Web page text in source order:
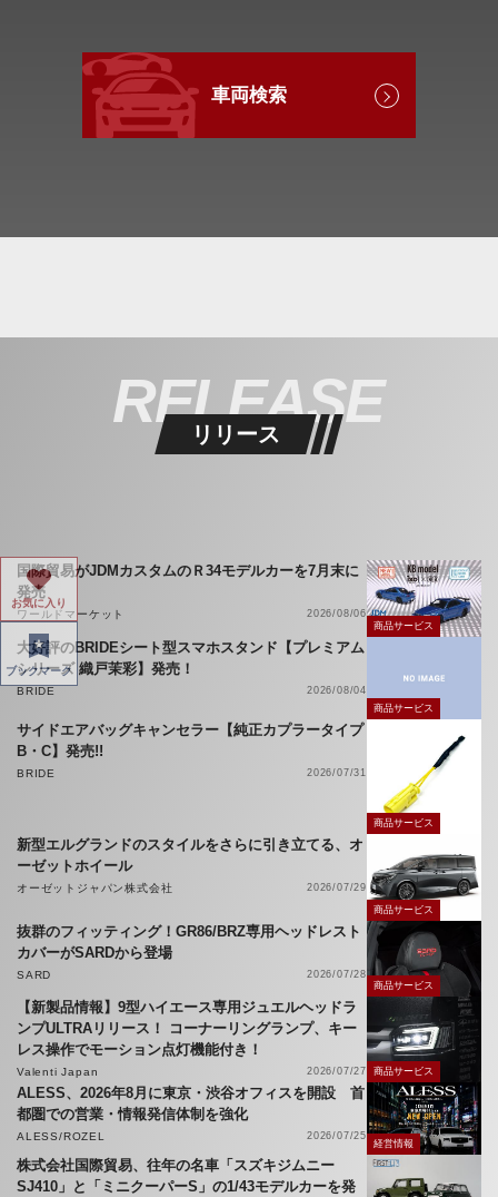
車両検索
RELEASE
リリース
国際貿易がJDMカスタムのＲ34モデルカーを7月末に
発売
ワールドマーケット
2026/08/06
商品サービス
大好評のBRIDEシート型スマホスタンド【プレミアム
シリーズ 織戸茉彩】発売！
BRIDE
2026/08/04
商品サービス
サイドエアバッグキャンセラー【純正カプラータイプ
B・C】発売!!
BRIDE 2026/07/31
商品サービス
新型エルグランドのスタイルをさらに引き立てる、オ
ーゼットホイール
オーゼットジャパン株式会社
2026/07/29
商品サービス
抜群のフィッティング！GR86/BRZ専用ヘッドレスト
カバーがSARDから登場
SARD
2026/07/28
商品サービス
【新製品情報】9型ハイエース専用ジュエルヘッドラ
ンプULTRAリリース！ コーナーリングランプ、キー
レス操作でモーション点灯機能付き！
Valenti Japan 2026/07/27 商品サービス
ALESS、2026年8月に東京・渋谷オフィスを開設 首
都圏での営業・情報発信体制を強化
ALESS/ROZEL 2026/07/25
経営情報
株式会社国際貿易、往年の名車「スズキジムニー
SJ410」と「ミニクーパーS」の1/43モデルカーを発
お気に入り
ブックマーク